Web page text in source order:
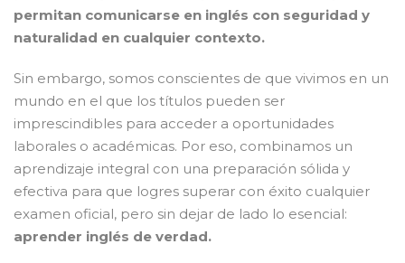
permitan comunicarse en inglés con seguridad y
naturalidad en cualquier contexto.
Sin embargo, somos conscientes de que vivimos en un
mundo en el que los títulos pueden ser
imprescindibles para acceder a oportunidades
laborales o académicas. Por eso, combinamos un
aprendizaje integral con una preparación sólida y
efectiva para que logres superar con éxito cualquier
examen oficial, pero sin dejar de lado lo esencial:
aprender inglés de verdad.